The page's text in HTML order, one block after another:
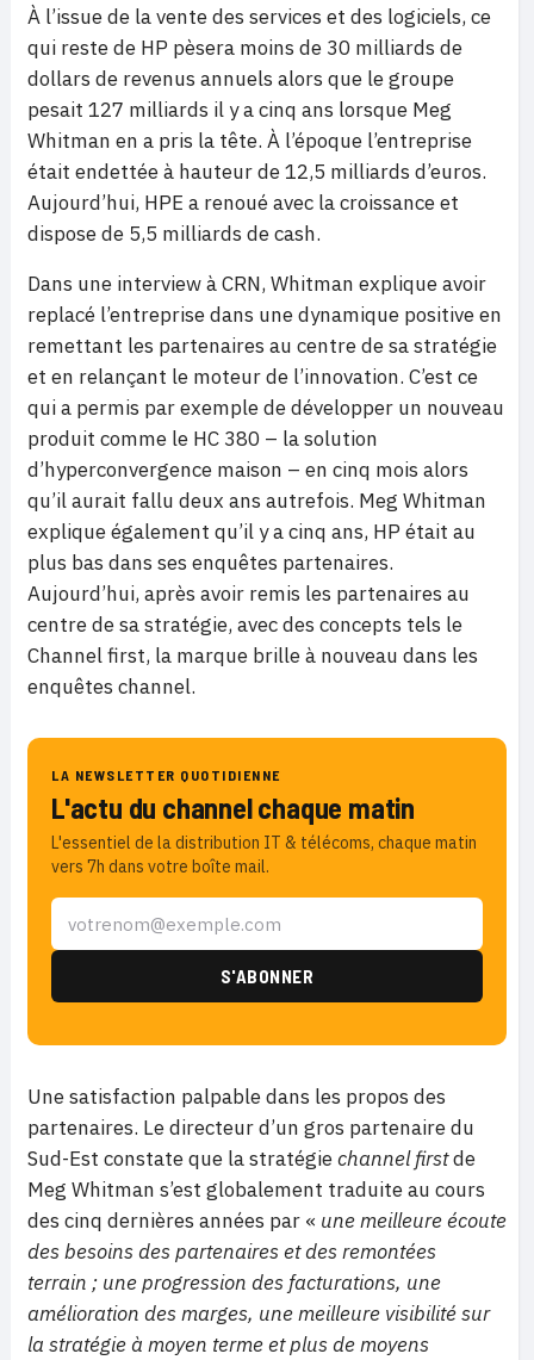
À l’issue de la vente des services et des logiciels, ce
qui reste de HP pèsera moins de 30 milliards de
dollars de revenus annuels alors que le groupe
pesait 127 milliards il y a cinq ans lorsque Meg
Whitman en a pris la tête. À l’époque l’entreprise
était endettée à hauteur de 12,5 milliards d’euros.
Aujourd’hui, HPE a renoué avec la croissance et
dispose de 5,5 milliards de cash.
Dans une interview à CRN, Whitman explique avoir
replacé l’entreprise dans une dynamique positive en
remettant les partenaires au centre de sa stratégie
et en relançant le moteur de l’innovation. C’est ce
qui a permis par exemple de développer un nouveau
produit comme le HC 380 – la solution
d’hyperconvergence maison – en cinq mois alors
qu’il aurait fallu deux ans autrefois. Meg Whitman
explique également qu’il y a cinq ans, HP était au
plus bas dans ses enquêtes partenaires.
Aujourd’hui, après avoir remis les partenaires au
centre de sa stratégie, avec des concepts tels le
Channel first, la marque brille à nouveau dans les
enquêtes channel.
LA NEWSLETTER QUOTIDIENNE
L'actu du channel chaque matin
L'essentiel de la distribution IT & télécoms, chaque matin
vers 7h dans votre boîte mail.
Une satisfaction palpable dans les propos des
partenaires. Le directeur d’un gros partenaire du
Sud-Est constate que la stratégiechannel firstde
Meg Whitman s’est globalement traduite au cours
des cinq dernières années par « une meilleure écoute
des besoins des partenaires et des remontées
terrain ; une progression des facturations, une
amélioration des marges, une meilleure visibilité sur
la stratégie à moyen terme et plus de moyens